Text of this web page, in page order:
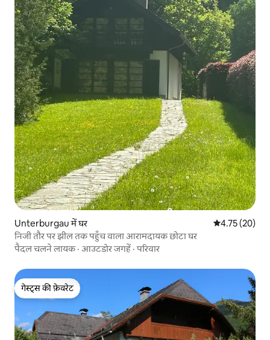
Unterburgau में घर औसत रेटिंग 5 में
4.75 (20)
निजी तौर पर झील तक पहुँच वाला आरामदायक छोटा घर
पैदल चलने लायक· आउटडोर जगहें ·परिवार
गेस्ट्स की फ़ेवरेट
गेस्ट्स की फ़ेवरेट